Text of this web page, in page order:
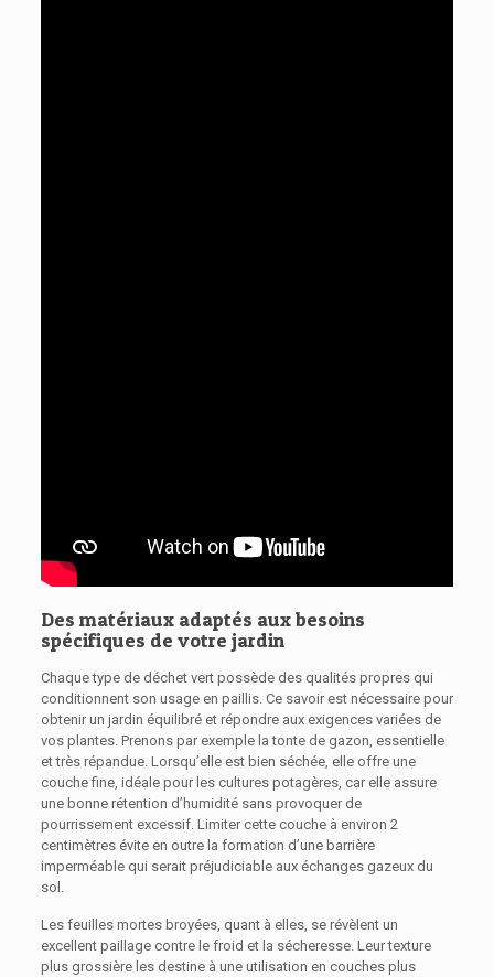
Des matériaux adaptés aux besoins
spécifiques de votre jardin
Chaque type de déchet vert possède des qualités propres qui
conditionnent son usage en paillis. Ce savoir est nécessaire pour
obtenir un jardin équilibré et répondre aux exigences variées de
vos plantes. Prenons par exemple la tonte de gazon, essentielle
et très répandue. Lorsqu’elle est bien séchée, elle offre une
couche fine, idéale pour les cultures potagères, car elle assure
une bonne rétention d’humidité sans provoquer de
pourrissement excessif. Limiter cette couche à environ 2
centimètres évite en outre la formation d’une barrière
imperméable qui serait préjudiciable aux échanges gazeux du
sol.
Les feuilles mortes broyées, quant à elles, se révèlent un
excellent paillage contre le froid et la sécheresse. Leur texture
plus grossière les destine à une utilisation en couches plus